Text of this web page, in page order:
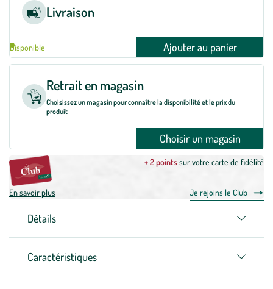
Livraison
Disponible Ajouter au panier
Retrait en magasin
Choisissez un magasin pour connaître la disponibilité et le prix du
produit
Choisir un magasin
+ 2 pointssur votre carte de fidélité
En savoir plus Je rejoins le Club
Détails
Caractéristiques